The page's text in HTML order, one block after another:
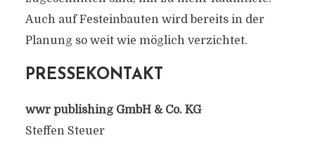
Auch auf Festeinbauten wird bereits in der
Planung so weit wie möglich verzichtet.
PRESSEKONTAKT
wwr publishing GmbH & Co. KG
Steffen Steuer